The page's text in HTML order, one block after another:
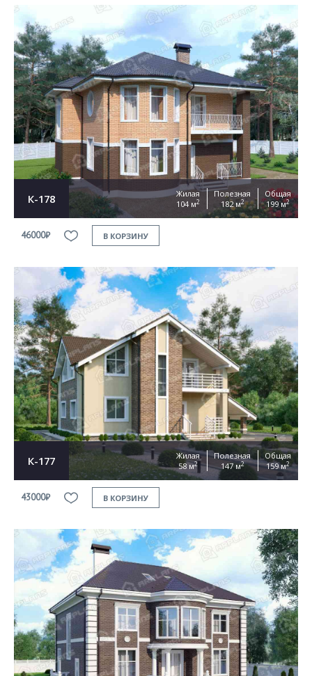
К-178
Жилая
104 м2
Полезная
182 м2
Общая
199 м2
46000₽ В КОРЗИНУ
К-177
Жилая
58 м2
Полезная
147 м2
Общая
159 м2
43000₽ В КОРЗИНУ